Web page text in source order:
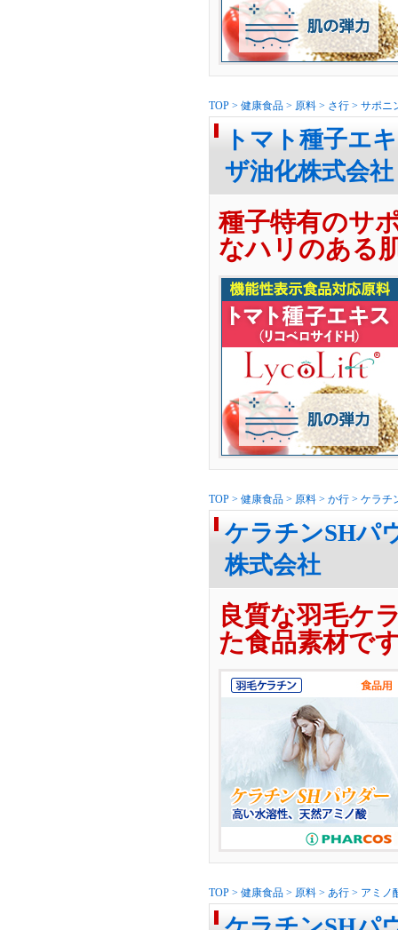
TOP > 健康食品 > 原料 > さ行 > サポニ
トマト種子エ
ザ油化株式会社
種子特有のサ
なハリのある
TOP > 健康食品 > 原料 > か行 > ケラチ
ケラチンSHパ
株式会社
良質な羽毛ケ
た食品素材で
TOP > 健康食品 > 原料 > あ行 > アミノ